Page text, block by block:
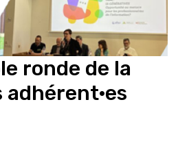
ronde de la